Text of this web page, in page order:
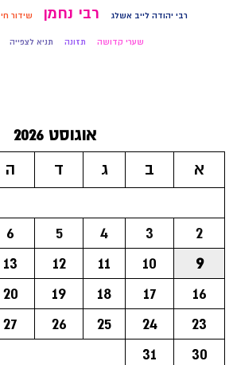
רבי יהודה לייב אשלג רבי נחמן שידור חי
שערי קדושה תזונה תניא לצפייה
אוגוסט 2026
א
ב ג ד ה
2
3
4
5
6
9
10
11
12
13
16
17
18
19
20
23
24
25
26
27
30
31